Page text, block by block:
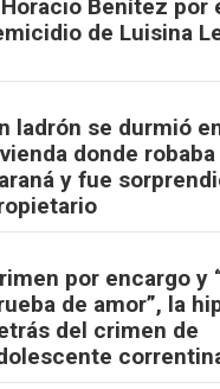
Benítez por
de Luisina
ladrón se durmió
donde robaba
y fue
por encargo y
de amor”, la
del crimen de